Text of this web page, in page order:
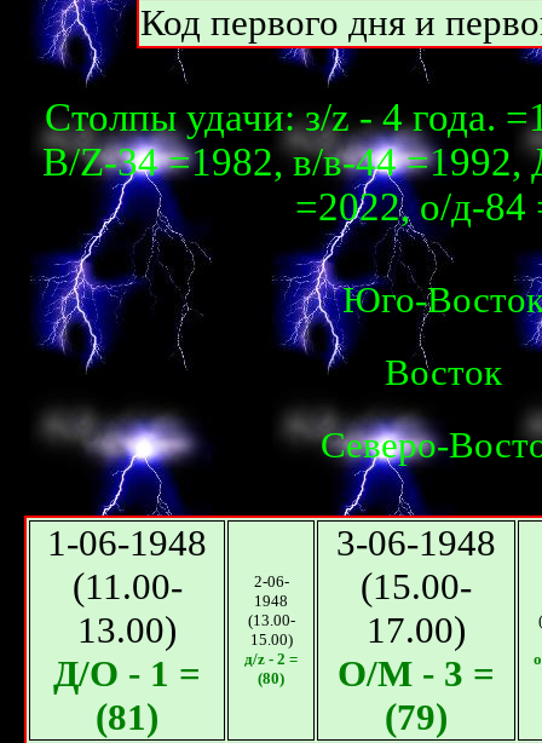
Код первого дня и
Столпы удачи: з/z - 4 года.
В/Z-34 =1982, в/в-44
=2022, о/д-84
Юго-
Восток
Северо-
1-06-1948
(11.00-
13.00)
Д/О - 1 =
(81)
2-06-
1948
(13.00-
15.00)
д/z - 2 =
(80)
3-06-1948
(15.00-
17.00)
О/M - 3 =
(79)